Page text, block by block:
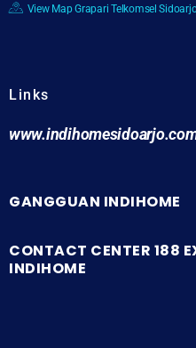
View Map Grapari Telkomsel
Links
GANGGUAN INDIHOME
CONTACT CENTER 188
INDIHOME